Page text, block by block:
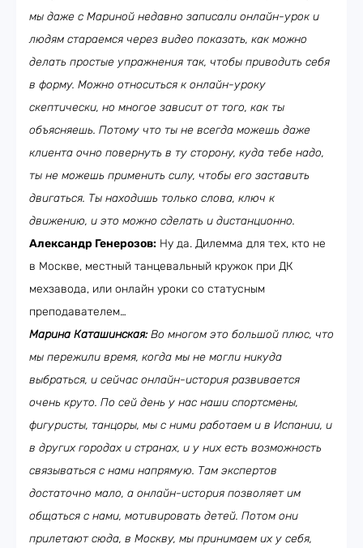
мы даже с Мариной недавно записали онлайн-урок и
людям стараемся через видео показать, как можно
делать простые упражнения так, чтобы приводить себя
в форму. Можно относиться к онлайн-уроку
скептически, но многое зависит от того, как ты
объясняешь. Потому что ты не всегда можешь даже
клиента очно повернуть в ту сторону, куда тебе надо,
ты не можешь применить силу, чтобы его заставить
двигаться. Ты находишь только слова, ключ к
движению, и это можно сделать и дистанционно.
Александр Генерозов: Ну да. Дилемма для тех, кто не
в Москве, местный танцевальный кружок при ДК
мехзавода, или онлайн уроки со статусным
преподавателем…
Марина Каташинская:Во многом это большой плюс, что
мы пережили время, когда мы не могли никуда
выбраться, и сейчас онлайн-история развивается
очень круто. По сей день у нас наши спортсмены,
фигуристы, танцоры, мы с ними работаем и в Испании, и
в других городах и странах, и у них есть возможность
связываться с нами напрямую. Там экспертов
достаточно мало, а онлайн-история позволяет им
общаться с нами, мотивировать детей. Потом они
прилетают сюда, в Москву, мы принимаем их у себя,